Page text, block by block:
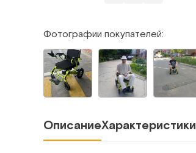
Фотографии покупателей:
ОписаниеХарактеристики